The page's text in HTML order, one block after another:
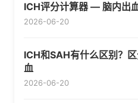
ICH评分计算器 — 脑内出
2026-06-20
ICH和SAH有什么区别？
血
2026-06-20